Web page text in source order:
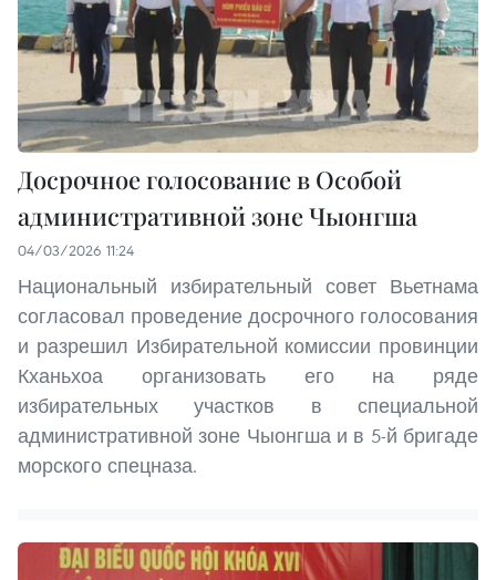
Досрочное голосование в Особой
административной зоне Чыонгша
04/03/2026 11:24
Национальный избирательный совет Вьетнама
согласовал проведение досрочного голосования
и разрешил Избирательной комиссии провинции
Кханьхоа организовать его на ряде
избирательных участков в специальной
административной зоне Чыонгша и в 5-й бригаде
морского спецназа.